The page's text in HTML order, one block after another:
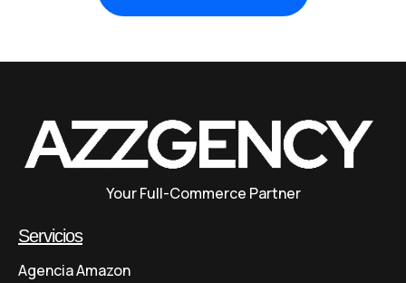
Your Full-Commerce Partner
Servicios
Agencia Amazon